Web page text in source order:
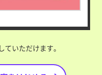
いただけます。